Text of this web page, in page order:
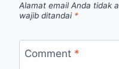
Alamat email Anda tidak
wajib ditandai *
Comment *